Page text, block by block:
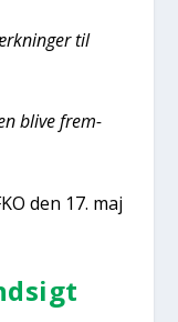
til
bli­ve frem­
den 17. maj